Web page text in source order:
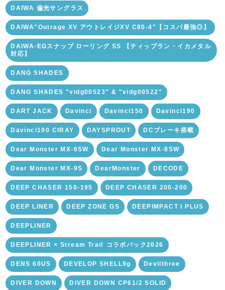
DAIWA 偏光サングラス
DAIWA"Outrage XV アウトレイジXV C80-4"【コスパ最強◎】
DAIWA-EGスナップ ローリング SS 【ティップラン・イカメタル
対応】
DANG SHADES
DANG SHADES "vidg00523" & "vidg00522"
DART JACK Davinci Davinci150 Davinci190
Davinci190 CIRAY DAYSPROUT DCブレーキ搭載
Dear Monster MX-6SW Dear Monster MX-8SW
Dear Monster MX-9S DearMonster DECODE
DEEP CHASER 150-195 DEEP CHASER 200-200
DEEP LINER DEEP ZONE GS DEEPIMPACT I PLUS
DEEPLINER
DEEPLINER × Stream Trail ⁡コラボバック2026
DENS 60US DEVELOP SHELL9g Devilthree
DIVER DOWN DIVER DOWN CP61/2 SOLID